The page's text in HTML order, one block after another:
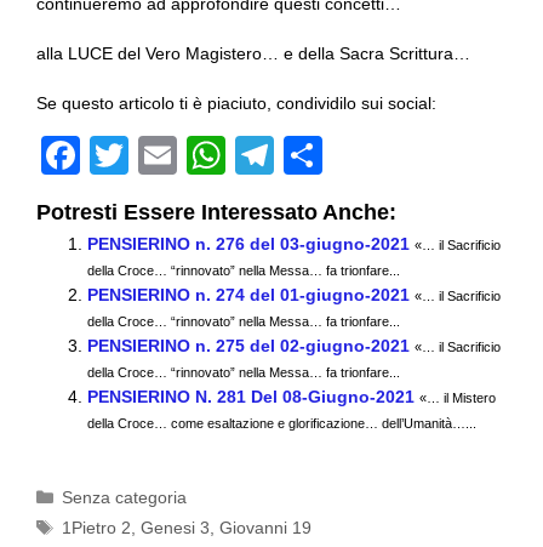
alla LUCE del Vero Magistero… e della Sacra Scrittura…
Se questo articolo ti è piaciuto, condividilo sui social:
F
c
e
b
o
o
k
T
wi
tt
er
E
m
ail
W
at
s
A
p
p
T
el
e
gr
a
m
o
n
di
vi
di
Potresti Essere Interessato Anche:
PENSIERINO n. 276 del 03-giugno-2021 «… il Sacrificio
della Croce… “rinnovato” nella Messa… fa trionfare...
PENSIERINO n. 274 del 01-giugno-2021 «… il Sacrificio
della Croce… “rinnovato” nella Messa… fa trionfare...
PENSIERINO n. 275 del 02-giugno-2021 «… il Sacrificio
della Croce… “rinnovato” nella Messa… fa trionfare...
PENSIERINO N. 281 Del 08-Giugno-2021 «… il Mistero
della Croce… come esaltazione e glorificazione… dell’Umanità…...
Categorie
Senza categoria
Tag
1Pietro 2,Genesi 3,Giovanni 19